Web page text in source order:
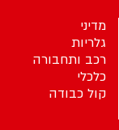
מדיני
גלריות
רכב ותחבורה
כלכלי
קול כבודה